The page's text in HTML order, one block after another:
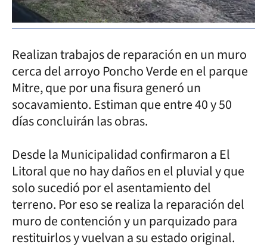
Realizan trabajos de reparación en un muro
cerca del arroyo Poncho Verde en el parque
Mitre, que por una fisura generó un
socavamiento. Estiman que entre 40 y 50
días concluirán las obras.
Desde la Municipalidad confirmaron a El
Litoral que no hay daños en el pluvial y que
solo sucedió por el asentamiento del
terreno. Por eso se realiza la reparación del
muro de contención y un parquizado para
restituirlos y vuelvan a su estado original.